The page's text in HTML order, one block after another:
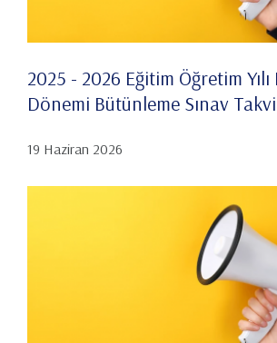
2025 - 2026 Eğitim Öğretim
Dönemi Bütünleme Sınav
19 Haziran 2026